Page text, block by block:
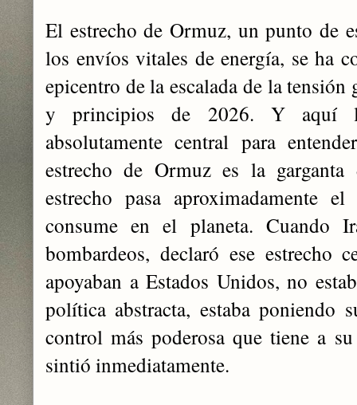
El estrecho de Ormuz, un punto de
los envíos vitales de energía, se ha
epicentro de la escalada de la
y principios de 2026. Y aquí
absolutamente central para
estrecho de Ormuz es la
estrecho pasa aproximadamente
consume en el planeta. Cuando
bombardeos, declaró ese estrecho
apoyaban a Estados Unidos, no
política abstracta, estaba poniendo
control más poderosa que tiene a
sintió inmediatamente.